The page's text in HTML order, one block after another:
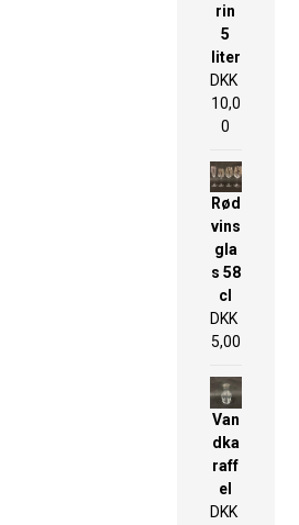
rin
5
liter
DKK
10,0
0
Rød
vins
gla
s 58
cl
DKK
5,00
Van
dka
raff
el
DKK